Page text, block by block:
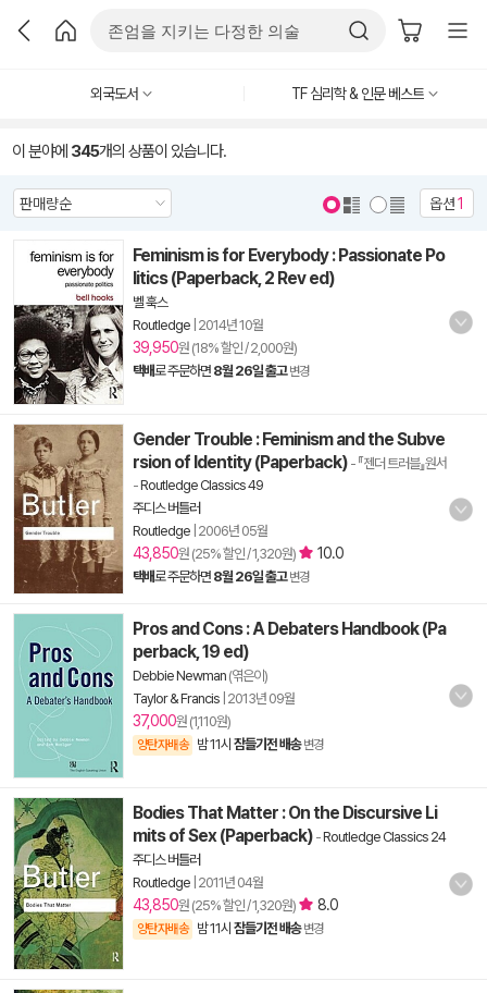
외국도서 TF 심리학 & 인문 베스트
이 분야에 345개의 상품이 있습니다.
옵션1
Feminism is for Everybody : Passionate Po
litics (Paperback, 2 Rev ed)
벨 훅스
Routledge 2014년 10월
39,950원 (18% 할인 / 2,000원)
택배로 주문하면 8월 26일 출고 변경
Gender Trouble : Feminism and the Subve
rsion of Identity (Paperback) - 『젠더 트러블』원서
-Routledge Classics 49
주디스 버틀러
Routledge 2006년 05월
43,850원 (25% 할인 / 1,320원) 10.0
택배로 주문하면 8월 26일 출고 변경
Pros and Cons : A Debaters Handbook (Pa
perback, 19 ed)
Debbie Newman (엮은이)
Taylor & Francis 2013년 09월
37,000원 (1,110원)
양탄자배송 밤 11시 잠들기전 배송 변경
Bodies That Matter : On the Discursive Li
mits of Sex (Paperback) -Routledge Classics 24
주디스 버틀러
Routledge 2011년 04월
43,850원 (25% 할인 / 1,320원) 8.0
양탄자배송 밤 11시 잠들기전 배송 변경